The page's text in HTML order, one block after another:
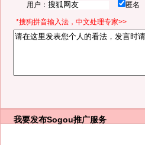
用户： 匿名
*搜狗拼音输入法，中文处理专家>>
我要发布Sogou推广服务